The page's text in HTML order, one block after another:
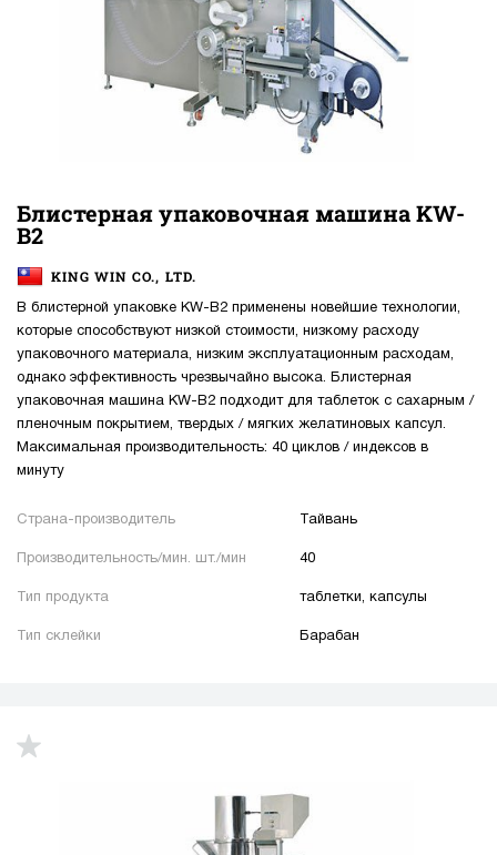
Блистерная упаковочная машина KW-
B2
KING WIN CO., LTD.
В блистерной упаковке KW-B2 применены новейшие технологии,
которые способствуют низкой стоимости, низкому расходу
упаковочного материала, низким эксплуатационным расходам,
однако эффективность чрезвычайно высока. Блистерная
упаковочная машина KW-B2 подходит для таблеток с сахарным /
пленочным покрытием, твердых / мягких желатиновых капсул.
Максимальная производительность: 40 циклов / индексов в
минуту
Страна-производитель Тайвань
Производительность/мин. шт./мин 40
Тип продукта таблетки, капсулы
Тип склейки Барабан